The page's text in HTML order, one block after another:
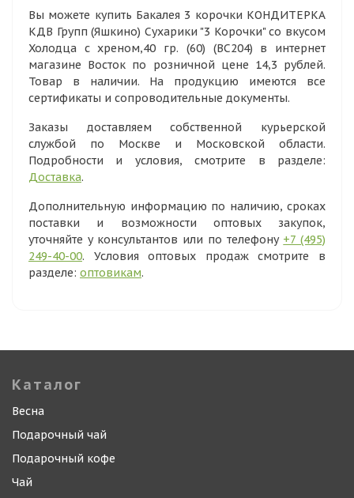
Вы можете купить Бакалея 3 корочки КОНДИТЕРКА
КДВ Групп (Яшкино) Сухарики "3 Корочки" со вкусом
Холодца с хреном,40 гр. (60) (ВС204) в интернет
магазине Восток по розничной цене 14,3 рублей.
Товар в наличии. На продукцию имеются все
сертификаты и сопроводительные документы.
Заказы доставляем собственной курьерской
службой по Москве и Московской области.
Подробности и условия, смотрите в разделе:
Доставка.
Дополнительную информацию по наличию, сроках
поставки и возможности оптовых закупок,
уточняйте у консультантов или по телефону +7 (495)
249-40-00. Условия оптовых продаж смотрите в
разделе: оптовикам.
Каталог
Весна
Подарочный чай
Подарочный кофе
Чай